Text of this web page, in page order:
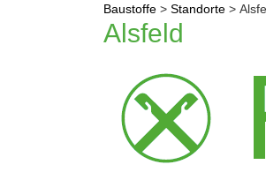
Baustoffe > Standorte >
Alsfeld